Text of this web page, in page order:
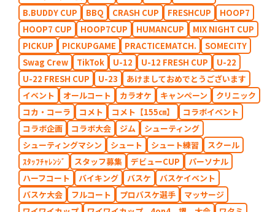
B.BUDDY CUP
BBQ CRASH CUP FRESHCUP
HOOP7
HOOP7 CUP
HOOP7CUP HUMANCUP
MIX NIGHT CUP
PICKUP
PICKUPGAME PRACTICEMATCH.
SOMECITY
Swag Crew
TikTok U-12 U-12 FRESH CUP
U-22
U-22 FRESH CUP
U-23
あけましておめでとうございます
イベント
オールコート カラオケ キャンペーン
クリニック
コカ・コーラ
コメト コメト【155㎝】
コラボイベント
コラボ企画
コラボ大会 ジム
シューティング
シューティングマシン
シュート シュート練習
スクール
ｽﾀｯﾌﾁｬﾚﾝｼﾞ
スタッフ募集 デビューCUP
パーソナル
ハーフコート
バイキング バスケ
バスケイベント
バスケ大会
フルコート プロバスケ選手
マッサージ